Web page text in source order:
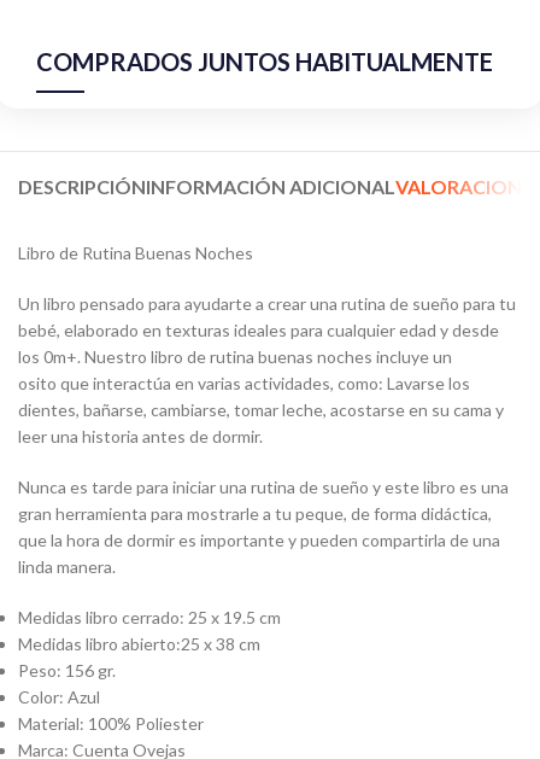
COMPRADOS JUNTOS HABITUALMENTE
DESCRIPCIÓNINFORMACIÓN ADICIONAL
Libro de Rutina Buenas Noches
Un libro pensado para ayudarte a crear una rutina de sueño para tu
bebé, elaborado en texturas ideales para cualquier edad y desde
los 0m+. Nuestro libro de rutina buenas noches incluye un
osito que interactúa en varias actividades, como: Lavarse los
dientes, bañarse, cambiarse, tomar leche, acostarse en su cama y
leer una historia antes de dormir.
Nunca es tarde para iniciar una rutina de sueño y este libro es una
gran herramienta para mostrarle a tu peque, de forma didáctica,
que la hora de dormir es importante y pueden compartirla de una
linda manera.
Medidas libro cerrado: 25 x 19.5 cm
Medidas libro abierto:25 x 38 cm
Peso: 156 gr.
Color: Azul
Material: 100% Poliester
Marca: Cuenta Ovejas